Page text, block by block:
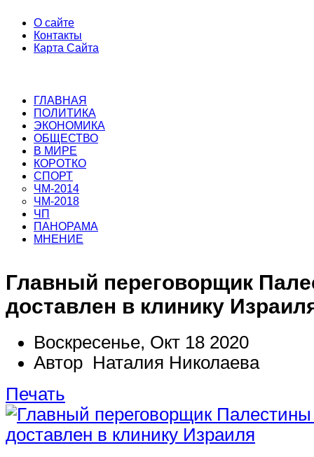
О сайте
Контакты
Карта Сайта
ГЛАВНАЯ
ПОЛИТИКА
ЭКОНОМИКА
ОБЩЕСТВО
В МИРЕ
КОРОТКО
СПОРТ
ЧМ-2014
ЧМ-2018
ЧП
ПАНОРАМА
МНЕНИЕ
Главный переговорщик
доставлен в клинику
Воскресенье, Окт 18 2020
Автор Наталия Николаева
Печать